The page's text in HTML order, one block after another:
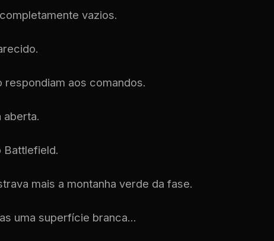
vazios.
aos comandos.
aberta.
Battlefield.
mais a montanha verde da fase.
uma superfície branca...